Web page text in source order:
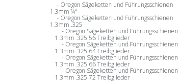
Oregon Sägeketten und Führungsschienen
1.3mm ¼“
Oregon Sägeketten und Führungsschienen
1.3mm .325
Oregon Sägeketten und Führungsschienen
1.3mm .325 56 Treibglieder
Oregon Sägeketten und Führungsschienen
1.3mm .325 64 Treibglieder
Oregon Sägeketten und Führungsschienen
1.3mm .325 66 Treibglieder
Oregon Sägeketten und Führungsschienen
1.3mm .325 72 Treibglieder